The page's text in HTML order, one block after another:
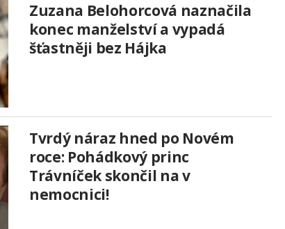
Zuzana Belohorcová naznačila
konec manželství a vypadá
šťastněji bez Hájka
Tvrdý náraz hned po Novém
roce: Pohádkový princ
Trávníček skončil na v
nemocnici!